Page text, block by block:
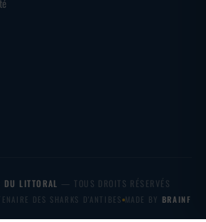
DU LITTORAL — TOUS DROITS RÉSERVÉS
DES SHARKS D'ANTIBES MADE BY BRAINF